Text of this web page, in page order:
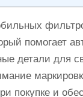
помогает
детали для
покупке и